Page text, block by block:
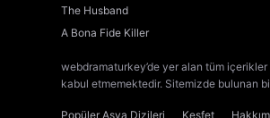
The Husband
A Bona Fide Killer
webdramaturkey’de yer alan tüm içerikler
kabul etmemektedir. Sitemizde bulunan
Popüler Asya Dizileri Keşfet